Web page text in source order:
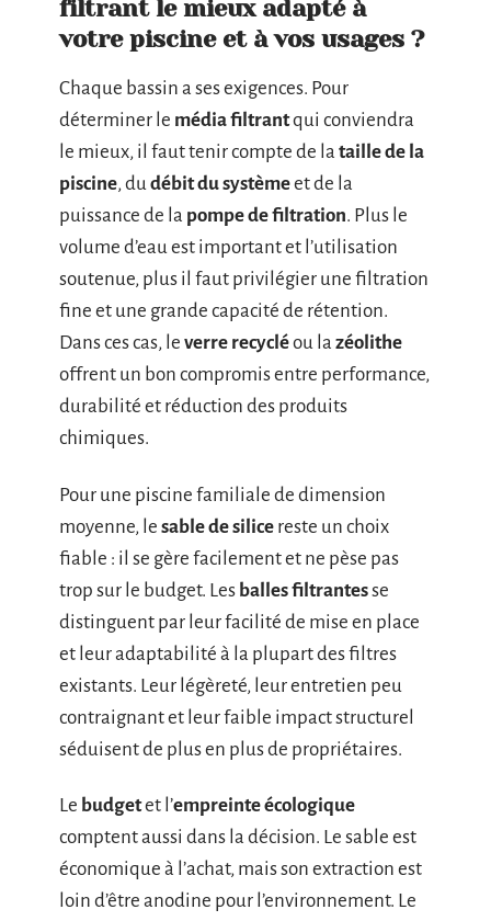
filtrant le mieux adapté à
votre piscine et à vos usages ?
Chaque bassin a ses exigences. Pour
déterminer le média filtrantqui conviendra
le mieux, il faut tenir compte de la taille de la
piscine, dudébit du systèmeet de la
puissance de la pompe de filtration. Plus le
volume d’eau est important et l’utilisation
soutenue, plus il faut privilégier une filtration
fine et une grande capacité de rétention.
Dans ces cas, le verre recycléou la zéolithe
offrent un bon compromis entre performance,
durabilité et réduction des produits
chimiques.
Pour une piscine familiale de dimension
moyenne, le sable de silice reste un choix
fiable : il se gère facilement et ne pèse pas
trop sur le budget. Les balles filtrantesse
distinguent par leur facilité de mise en place
et leur adaptabilité à la plupart des filtres
existants. Leur légèreté, leur entretien peu
contraignant et leur faible impact structurel
séduisent de plus en plus de propriétaires.
Le budgetet l’empreinte écologique
comptent aussi dans la décision. Le sable est
économique à l’achat, mais son extraction est
loin d’être anodine pour l’environnement. Le